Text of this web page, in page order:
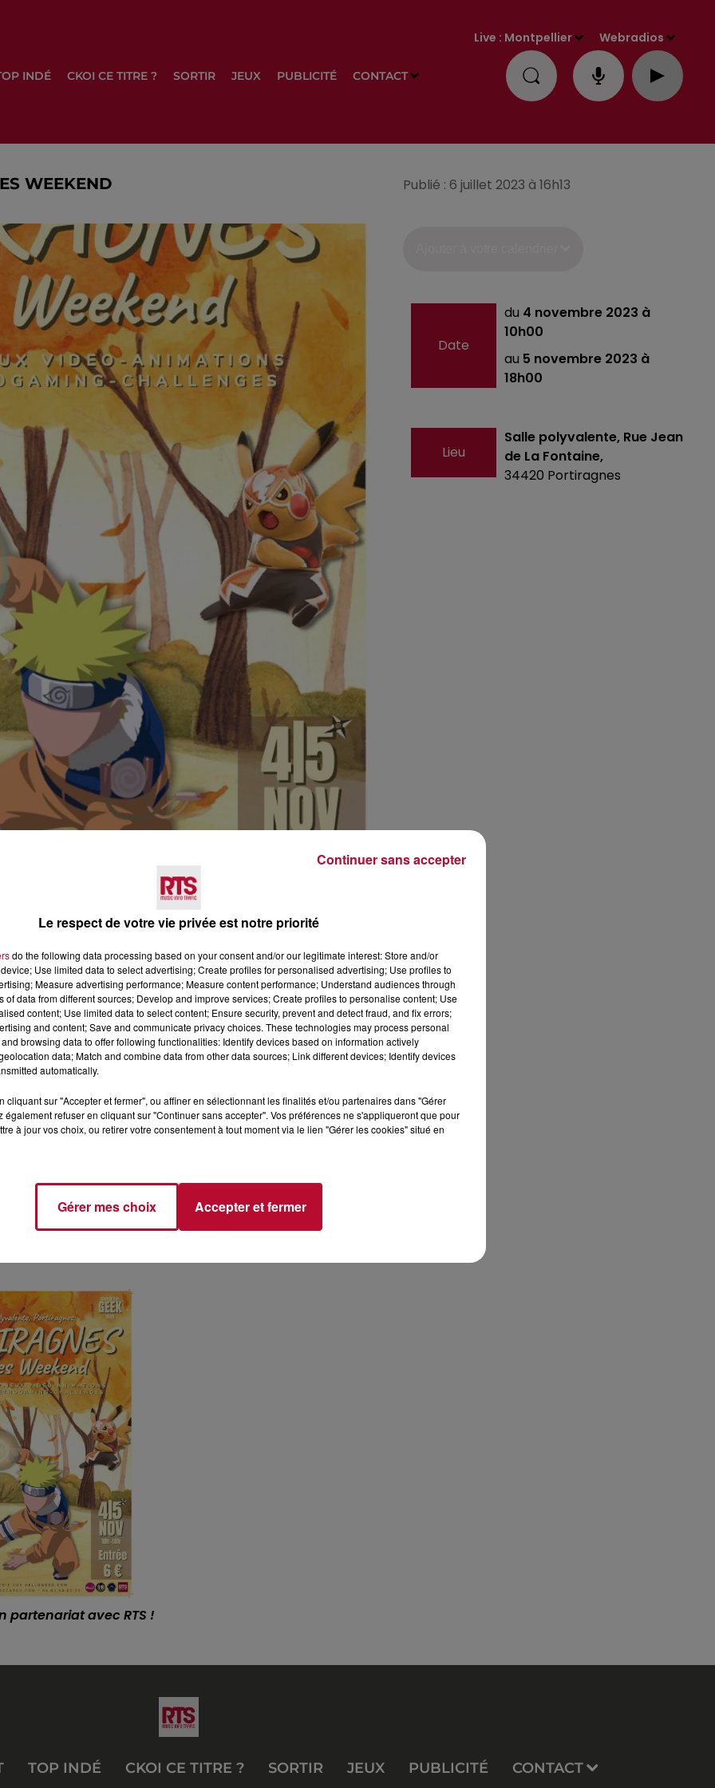
INDÉ CKOI CE TITRE ? SORTIR JEUX PUBLICITÉ CONTACT
Live : Montpellier Webradios
WEEKEND
au Portiragnes Games Weekend !
du 4 et 5 novembre 2023 à la salle polyvalente de
nombreuses animations et activités sur l'univers des
d'arcade !
!
de 6 ans)
partenariat avec RTS !
Publié : 6 juillet 2023 à 16h13
Date
du 4 novembre 2023 à
10h00
au 5 novembre 2023 à
18h00
Lieu
Salle polyvalente, Rue Jean
de La Fontaine,
34420 Portiragnes
TOP INDÉ CKOI CE TITRE ? SORTIR JEUX PUBLICITÉ CONTACT
Le respect de votre vie privée est notre priorité
do the following data processing based on your consent and/or our legitimate interest: Store and/or
Use limited data to select advertising; Create profiles for personalised advertising; Use profiles to
Measure advertising performance; Measure content performance; Understand audiences through
of data from different sources; Develop and improve services; Create profiles to personalise content; Use
content; Use limited data to select content; Ensure security, prevent and detect fraud, and fix errors;
and content; Save and communicate privacy choices. These technologies may process personal
browsing data to offer following functionalities: Identify devices based on information actively
data; Match and combine data from other data sources; Link different devices; Identify devices
automatically.
cliquant sur "Accepter et fermer", ou affiner en sélectionnant les finalités et/ou partenaires dans "Gérer
également refuser en cliquant sur "Continuer sans accepter". Vos préférences ne s'appliqueront que pour
à jour vos choix, ou retirer votre consentement à tout moment via le lien "Gérer les cookies" situé en
Gérer mes choix Accepter et fermer
Continuer sans accepter